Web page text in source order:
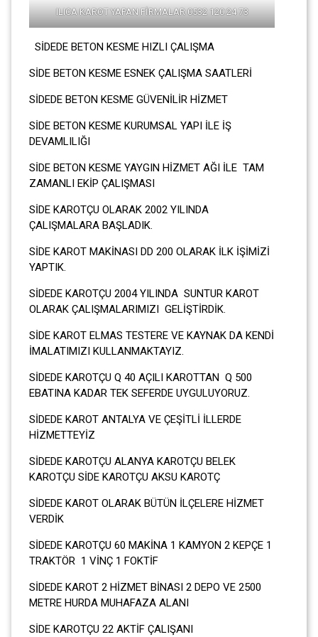
ILICA KAROT YAPAN FİRMALAR 0532 120 24 73
SİDEDE BETON KESME HIZLI ÇALIŞMA
SİDE BETON KESME ESNEK ÇALIŞMA SAATLERİ
SİDEDE BETON KESME GÜVENİLİR HİZMET
SİDE BETON KESME KURUMSAL YAPI İLE İŞ
DEVAMLILIĞI
SİDE BETON KESME YAYGIN HİZMET AĞI İLE TAM
ZAMANLI EKİP ÇALIŞMASI
SİDE KAROTÇU OLARAK 2002 YILINDA
ÇALIŞMALARA BAŞLADIK.
SİDE KAROT MAKİNASI DD 200 OLARAK İLK İŞİMİZİ
YAPTIK.
SİDEDE KAROTÇU 2004 YILINDA SUNTUR KAROT
OLARAK ÇALIŞMALARIMIZI GELİŞTİRDİK.
SİDE KAROT ELMAS TESTERE VE KAYNAK DA KENDİ
İMALATIMIZI KULLANMAKTAYIZ.
SİDEDE KAROTÇU Q 40 AÇILI KAROTTAN Q 500
EBATINA KADAR TEK SEFERDE UYGULUYORUZ.
SİDEDE KAROT ANTALYA VE ÇEŞİTLİ İLLERDE
HİZMETTEYİZ
SİDEDE KAROTÇU ALANYA KAROTÇU BELEK
KAROTÇU SİDE KAROTÇU AKSU KAROTÇ
SİDEDE KAROT OLARAK BÜTÜN İLÇELERE HİZMET
VERDİK
SİDEDE KAROTÇU 60 MAKİNA 1 KAMYON 2 KEPÇE 1
TRAKTÖR 1 VİNÇ 1 FOKTİF
SİDEDE KAROT 2 HİZMET BİNASI 2 DEPO VE 2500
METRE HURDA MUHAFAZA ALANI
SİDE KAROTÇU 22 AKTİF ÇALIŞANI